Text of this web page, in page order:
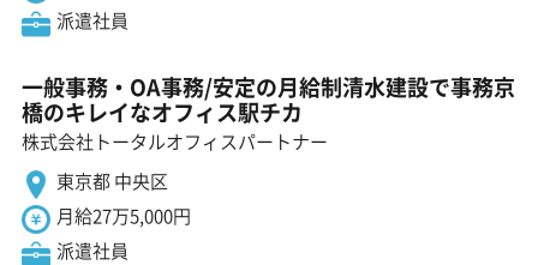
派遣社員
一般事務・OA事務/安定の月給制清水建設で事務京
橋のキレイなオフィス駅チカ
株式会社トータルオフィスパートナー
東京都 中央区
月給27万5,000円
派遣社員